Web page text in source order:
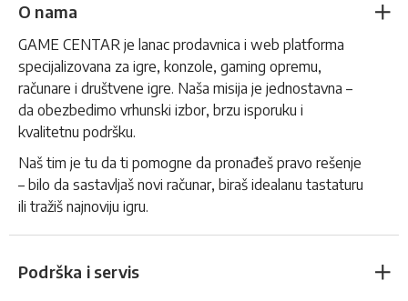
O nama
GAME CENTAR je lanac prodavnica i web platforma
specijalizovana za igre, konzole, gaming opremu,
računare i društvene igre. Naša misija je jednostavna –
da obezbedimo vrhunski izbor, brzu isporuku i
kvalitetnu podršku.
Naš tim je tu da ti pomogne da pronađeš pravo rešenje
– bilo da sastavljaš novi računar, biraš idealanu tastaturu
ili tražiš najnoviju igru.
Podrška i servis